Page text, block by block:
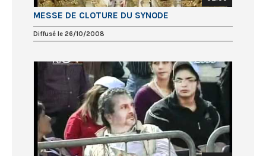
MESSE DE CLOTURE DU SYNODE
Diffusé le 26/10/2008